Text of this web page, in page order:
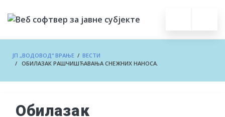
ЈП „ВОДОВОД“ ВРАЊЕ / ВЕСТИ
/ ОБИЛАЗАК РАШЧИШЋАВАЊА СНЕЖНИХ НАНОСА.
Обилазак